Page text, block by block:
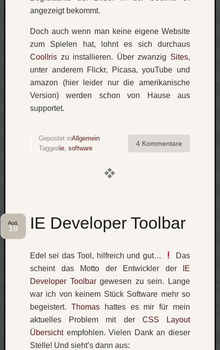
angezeigt bekommt.
Doch auch wenn man keine eigene Website
zum Spielen hat, lohnt es sich durchaus
CoolIris zu installieren. Über zwanzig Sites,
unter anderem Flickr, Picasa, youTube und
amazon (hier leider nur die amerikanische
Version) werden schon von Hause aus
supportet.
4 Kommentare
Gepostet inAllgemein
Taggedie software
IE Developer Toolbar
Aug.
19
Edel sei das Tool, hilfreich und gut…
Das
scheint das Motto der Entwickler der
IE
Developer Toolbargewesen zu sein. Lange
war ich von keinem Stück Software mehr so
begeistert. Thomashattes es mir für mein
aktuelles Problem mit der CSS Layout
Übersichtempfohlen. Vielen Dank an dieser
Stelle! Und sieht’s dann aus: